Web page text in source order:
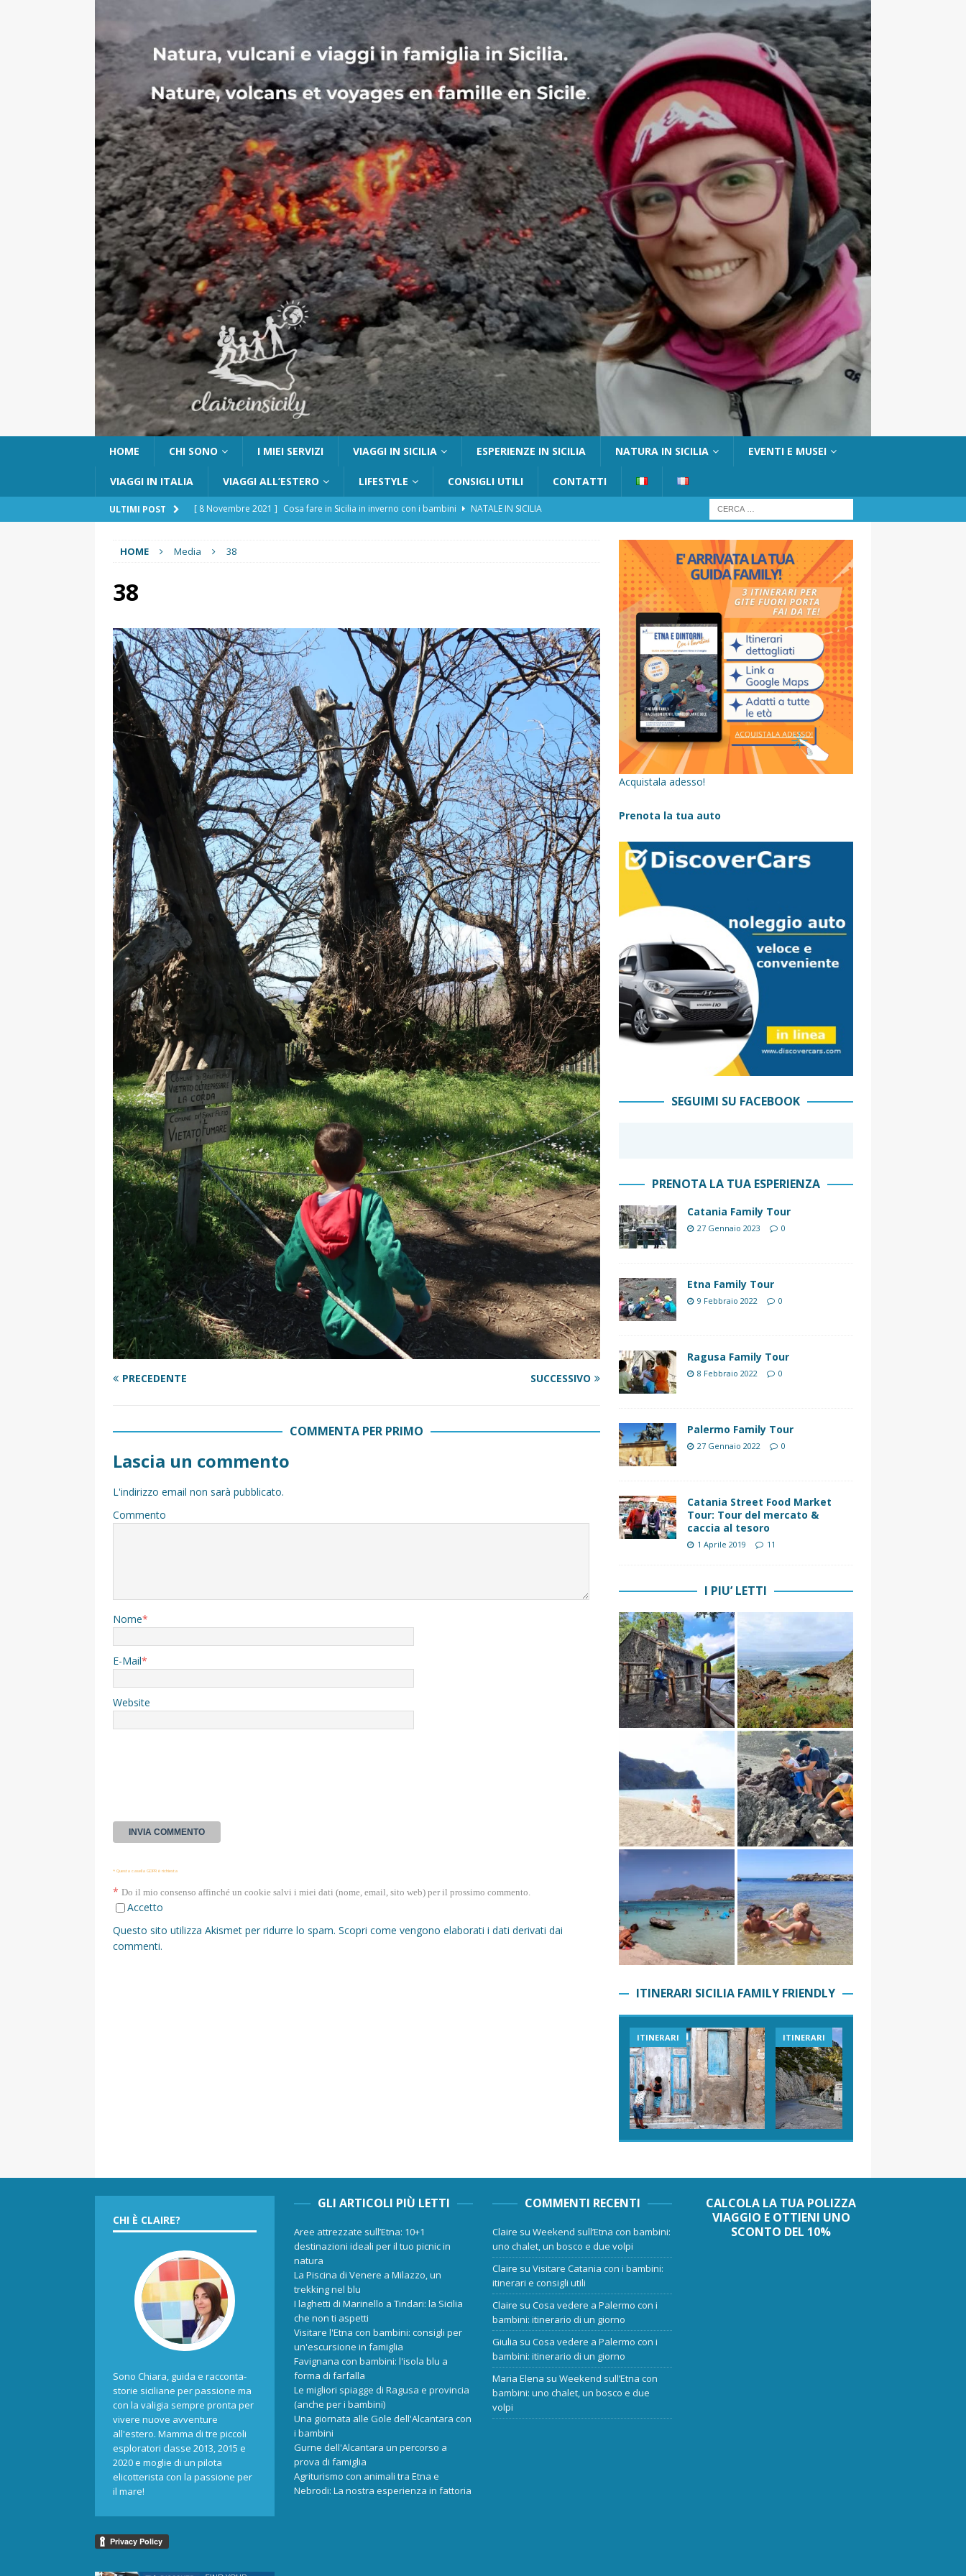
HOME CHI SONO I MIEI SERVIZI VIAGGI IN SICILIA ESPERIENZE IN SICILIA NATURA IN SICILIA EVENTI E MUSEI
VIAGGI IN ITALIA VIAGGI ALL’ESTERO LIFESTYLE CONSIGLI UTILI CONTATTI
ULTIMI POST [ 8 Novembre 2021 ] Cosa fare in Sicilia in inverno con i bambini
NATALE IN SICILIA
[ 6 Maggio 2026 ]
DOVE DORMIRE
[ 17 Dicembre 2025 ] Organizzare un viaggio in Sicilia con i bambini (senza stress)
CONSIGLI
UTILI
[ 14 Settembre 2025 ] Rifugi e Bivacchi sull’Etna: Guida Completa per Famiglie
SENTIERI,
PARCHI NATURALI E AREE PICNIC
[ 2 Aprile 2025 ] Escursioni in Sicilia con bambini: itinerari imperdibili (+ consigli utili)- Parte 1
VIAGGI IN SICILIA
[ 17 Settembre 2023 ] Vendemmia con i bambini in Sicilia, dove andare?
FATTORIE
DIDATTICHE
[ 19 Gennaio 2023 ] Visitare la Fiumara d’Arte con i bambini, quando la natura incontra l’arte
VIAGGI IN SICILIA
[ 20 Marzo 2022 ] Cosa fare in Sicilia con i bambini: mare, attività e tour a prova di famiglia
VIAGGI IN SICILIA
HOME Media 38
38
PRECEDENTE SUCCESSIVO
COMMENTA PER PRIMO
Lascia un commento
L'indirizzo email non sarà pubblicato.
Commento
Nome*
E-Mail*
Website
* Questa casella GDPR è richiesta
* Do il mio consenso affinché un cookie salvi i miei dati (nome, email, sito web) per il prossimo commento.
Accetto
Questo sito utilizza Akismet per ridurre lo spam. Scopri come vengono elaborati i dati derivati dai
commenti.
Acquistala adesso!
Prenota la tua auto
SEGUIMI SU FACEBOOK
PRENOTA LA TUA ESPERIENZA
Catania Family Tour
27 Gennaio 2023 0
Etna Family Tour
9 Febbraio 2022 0
Ragusa Family Tour
8 Febbraio 2022 0
Palermo Family Tour
27 Gennaio 2022 0
Catania Street Food Market
Tour: Tour del mercato &
caccia al tesoro
1 Aprile 2019 11
I PIU’ LETTI
ITINERARI SICILIA FAMILY FRIENDLY
ITINERARI ITINERARI
CHI È CLAIRE?
Sono Chiara, guida e racconta-
storie siciliane per passione ma
con la valigia sempre pronta per
vivere nuove avventure
all'estero. Mamma di tre piccoli
esploratori classe 2013, 2015 e
2020 e moglie di un pilota
elicotterista con la passione per
il mare!
GLI ARTICOLI PIÙ LETTI
Aree attrezzate sull’Etna: 10+1
destinazioni ideali per il tuo picnic in
natura
La Piscina di Venere a Milazzo, un
trekking nel blu
I laghetti di Marinello a Tindari: la Sicilia
che non ti aspetti
Visitare l'Etna con bambini: consigli per
un'escursione in famiglia
Favignana con bambini: l'isola blu a
forma di farfalla
Le migliori spiagge di Ragusa e provincia
(anche per i bambini)
Una giornata alle Gole dell'Alcantara con
i bambini
Gurne dell'Alcantara un percorso a
prova di famiglia
Agriturismo con animali tra Etna e
Nebrodi: La nostra esperienza in fattoria
COMMENTI RECENTI
Claire suWeekend sull’Etna con bambini:
uno chalet, un bosco e due volpi
Claire suVisitare Catania con i bambini:
itinerari e consigli utili
Claire suCosa vedere a Palermo con i
bambini: itinerario di un giorno
Giulia suCosa vedere a Palermo con i
bambini: itinerario di un giorno
Maria Elena suWeekend sull’Etna con
bambini: uno chalet, un bosco e due
volpi
CALCOLA LA TUA POLIZZA
VIAGGIO E OTTIENI UNO
SCONTO DEL 10%